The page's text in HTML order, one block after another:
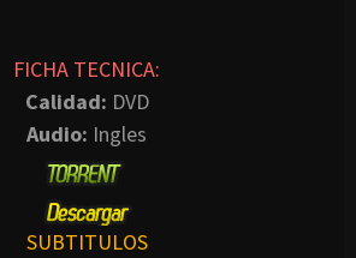
FICHA TECNICA:
Calidad: DVD
Audio: Ingles
SUBTITULOS